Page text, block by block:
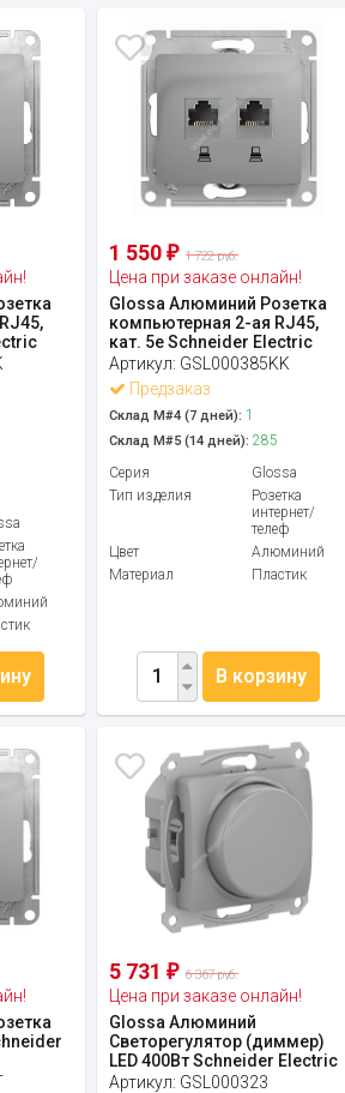
1 550₽ 1 722 руб.
Цена при заказе онлайн!
Glossa Алюминий Розетка
компьютерная 2-ая RJ45,
кат. 5e Schneider Electric
Артикул: GSL000385KK
Предзаказ
Склад М#4 (7 дней): 1
Склад М#5 (14 дней): 285
Серия
Glossa
Тип изделия
Розетка
интернет/
телеф
Цвет
Алюминий
Материал
Пластик
В корзину
5 731₽ 6 367 руб.
Цена при заказе онлайн!
Glossa Алюминий
Светорегулятор (диммер)
LED 400Вт Schneider Electric
Артикул: GSL000323